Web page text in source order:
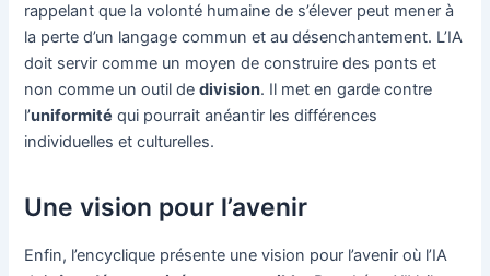
rappelant que la volonté humaine de s’élever peut mener à
la perte d’un langage commun et au désenchantement. L’IA
doit servir comme un moyen de construire des ponts et
non comme un outil dedivision. Il met en garde contre
l’uniformité qui pourrait anéantir les différences
individuelles et culturelles.
Une vision pour l’avenir
Enfin, l’encyclique présente une vision pour l’avenir où l’IA